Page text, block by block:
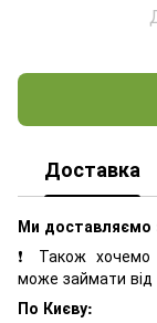
Доставка
Ми доставляємо
❗ Також
може займати від
По Києву: